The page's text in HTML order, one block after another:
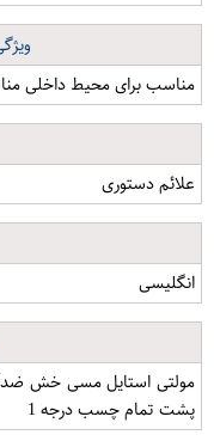
مناسب برای محیط داخلی
علائم دستوری
انگلیسی
مولتی استایل مسی خش
پشت تمام چسب درجه 1